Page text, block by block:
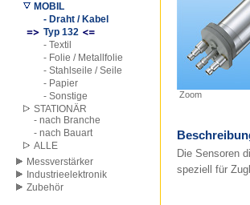
MOBIL
- Draht / Kabel
Typ 132
- Textil
- Folie / Metallfolie
- Stahlseile / Seile
- Papier
- Sonstige
STATIONÄR
- nach Branche
- nach Bauart
ALLE
Messverstärker
Industrieelektronik
Zubehör
Zoom
Die Sensoren
speziell für